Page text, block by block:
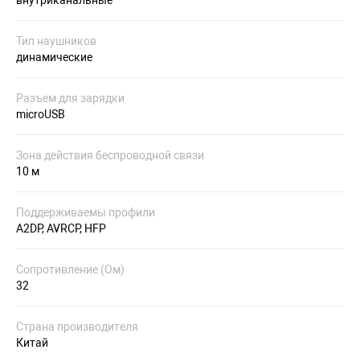
Тип наушников
динамические
Разъем для зарядки
microUSB
Зона действия беспроводной связи
10 м
Поддерживаемы профили
A2DP, AVRCP, HFP
Сопротивление (Ом)
32
Страна производителя
Китай